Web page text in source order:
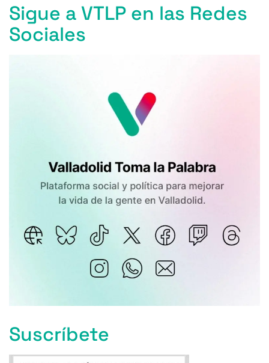
Sigue a VTLP en las Redes
Sociales
Suscríbete